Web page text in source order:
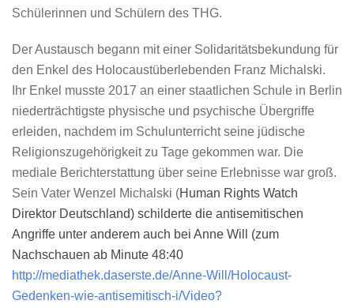
Schülerinnen und Schülern des THG.
Der Austausch begann mit einer Solidaritätsbekundung für
den Enkel des Holocaustüberlebenden Franz Michalski.
Ihr Enkel musste 2017 an einer staatlichen Schule in Berlin
niederträchtigste physische und psychische Übergriffe
erleiden, nachdem im Schulunterricht seine jüdische
Religionszugehörigkeit zu Tage gekommen war. Die
mediale Berichterstattung über seine Erlebnisse war groß.
Sein Vater Wenzel Michalski (Human Rights Watch
Direktor Deutschland) schilderte die antisemitischen
Angriffe unter anderem auch bei Anne Will (zum
Nachschauen ab Minute 48:40
http://mediathek.daserste.de/Anne-Will/Holocaust-
Gedenken-wie-antisemitisch-i/Video?